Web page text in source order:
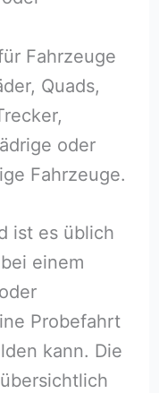
Fahrzeuge
Quads,
oder
Fahrzeuge.
ist es üblich
einem
Probefahrt
kann. Die